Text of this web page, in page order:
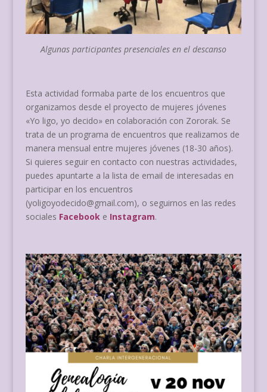
Algunas participantes presenciales en el descanso
Esta actividad formaba parte de los encuentros que
organizamos desde el proyecto de mujeres jóvenes
«Yo ligo, yo decido» en colaboración con Zororak. Se
trata de un programa de encuentros que realizamos de
manera mensual entre mujeres jóvenes (18-30 años).
Si quieres seguir en contacto con nuestras actividades,
puedes apuntarte a la lista de email de interesadas en
participar en los encuentros
(yoligoyodecido@gmail.com), o seguirnos en las redes
sociales Facebooke Instagram.